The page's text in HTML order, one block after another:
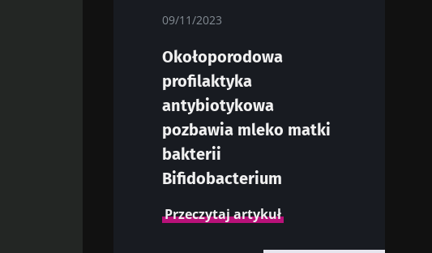
09/11/2023
Okołoporodowa
profilaktyka
antybiotykowa
pozbawia mleko matki
bakterii
Bifidobacterium
Przeczytaj artykuł